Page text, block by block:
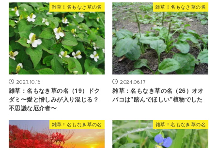
雑草！名もなき草の名
2023.10.16
雑草：名もなき草の名（19）ドク
ダミ〜愛と憎しみが入り混じる？
不思議な厄介者〜
雑草！名もなき草の名
2024.06.17
雑草：名もなき草の名（26）オオ
バコは”踏んでほしい”植物でした
雑草！名もなき草の名 雑草！名もなき草の名